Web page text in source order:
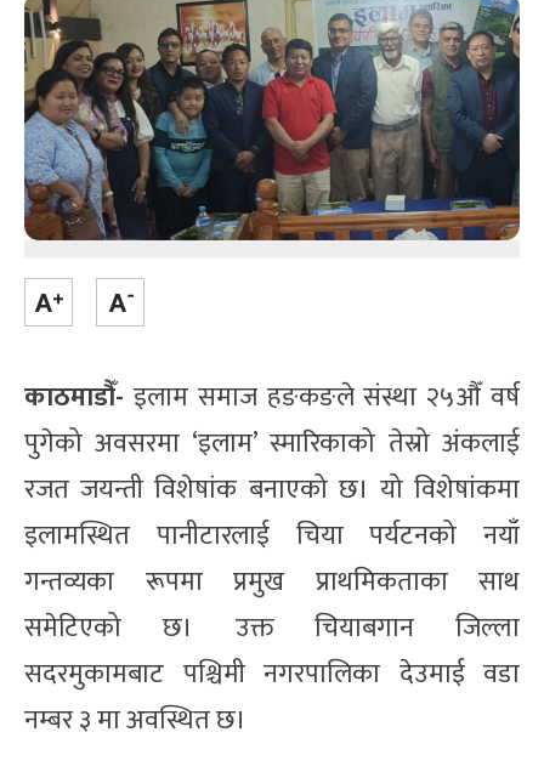
काठमाडौँ- इलाम समाज हङकङले संस्था २५औँ वर्ष
पुगेको अवसरमा ‘इलाम’ स्मारिकाको तेस्रो अंकलाई
रजत जयन्ती विशेषांक बनाएको छ। यो विशेषांकमा
इलामस्थित पानीटारलाई चिया पर्यटनको नयाँ
गन्तव्यका रूपमा प्रमुख प्राथमिकताका साथ
समेटिएको छ। उक्त चियाबगान जिल्ला
सदरमुकामबाट पश्चिमी नगरपालिका देउमाई वडा
नम्बर ३ मा अवस्थित छ।